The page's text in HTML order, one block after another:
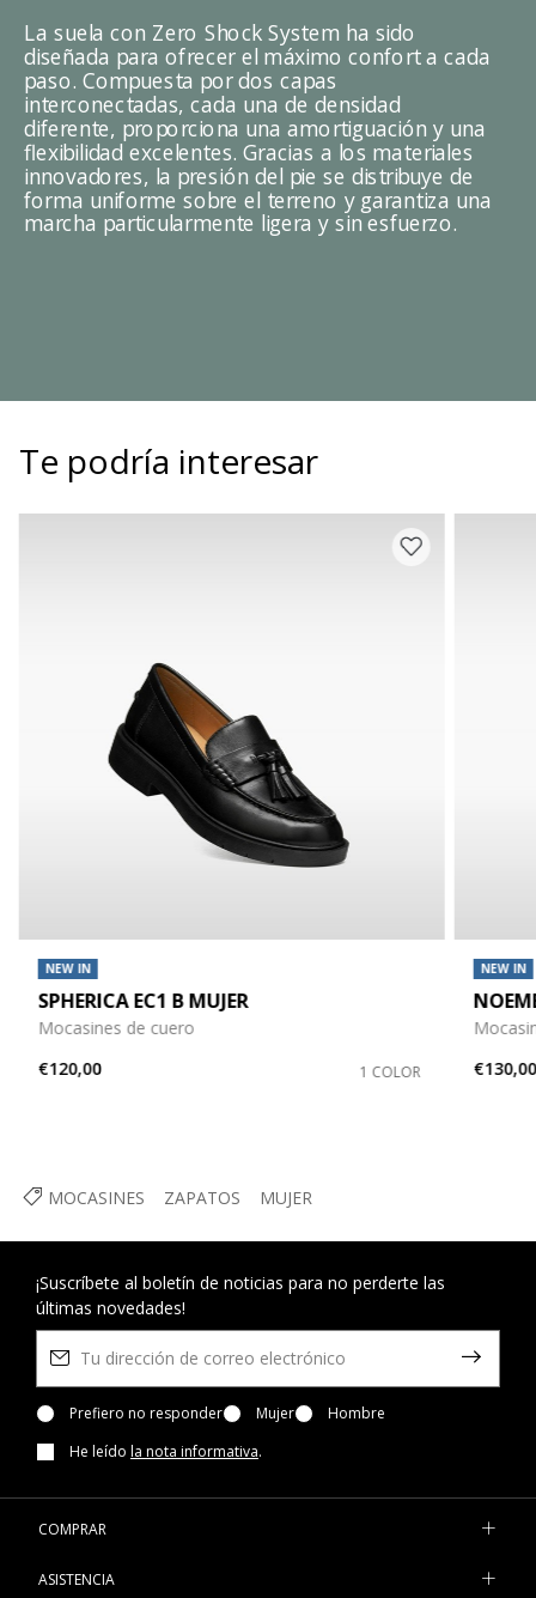
MOCASINES ZAPATOS MUJER
La suela con Zero Shock System ha sido
diseñada para ofrecer el máximo confort a cada
paso. Compuesta por dos capas
interconectadas, cada una de densidad
diferente, proporciona una amortiguación y una
flexibilidad excelentes. Gracias a los materiales
innovadores, la presión del pie se distribuye de
forma uniforme sobre el terreno y garantiza una
marcha particularmente ligera y sin esfuerzo.
Te podría interesar
NEW IN
SPHERICA EC1 B MUJER
Mocasines de cuero
€120,00
1 COLOR
NEW IN
€130,00
¡Suscríbete al boletín de noticias para no perderte las
últimas novedades!
Prefiero no responder Mujer
Hombre
He leído la nota informativa.
COMPRAR
ASISTENCIA